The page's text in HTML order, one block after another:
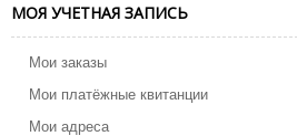
МОЯ УЧЕТНАЯ ЗАПИСЬ
Мои заказы
Мои платёжные квитанции
Мои адреса